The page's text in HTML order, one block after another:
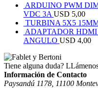
ARDUINO PWM
VDC 3A USD 5,00
TURBINA 5X5
ADAPTADOR
ANGULO USD 4,00
Tiene alguna duda?
Información de Contacto
Paysandú 1178, 11100